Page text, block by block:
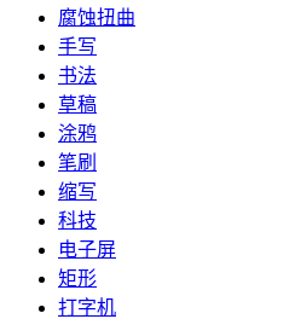
腐蚀扭曲
手写
书法
草稿
涂鸦
笔刷
缩写
科技
电子屏
矩形
打字机